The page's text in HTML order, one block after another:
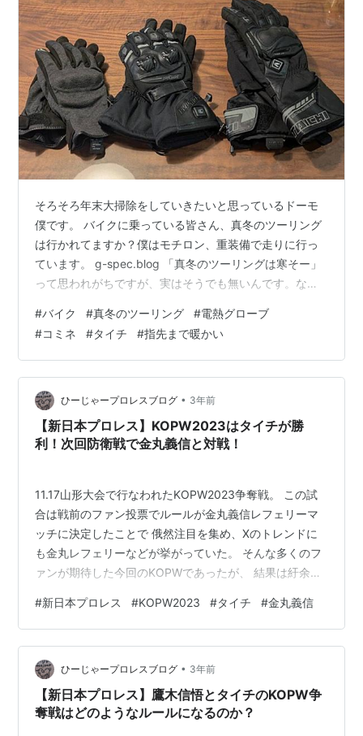
そろそろ年末大掃除をしていきたいと思っているドーモ
僕です。 バイクに乗っている皆さん、真冬のツーリング
は行かれてますか？僕はモチロン、重装備で走りに行っ
ています。 g-spec.blog 「真冬のツーリングは寒そー」
って思われがちですが、実はそうでも無いんです。なん
んですが、手先は選ぶグローブによっては、冷たくなっ
て早く帰りたいとなってしまいます。そこで僕が使い分
けてるウインターグローブを紹介します。 左から クシタ
ニ K-5598 レイブンウインターグローブ IRON JIAS 電熱
グローブ RSタイチ RST655 e-HEATプロテクショ…
#バイク #真冬のツーリング #電熱グローブ
#コミネ #タイチ #指先まで暖かい
ひーじゃープロレスブログ • 3年前
【新日本プロレス】KOPW2023はタイチが勝
利！次回防衛戦で金丸義信と対戦！
11.17山形大会で行なわれたKOPW2023争奪戦。 この試
合は戦前のファン投票でルールが金丸義信レフェリーマ
ッチに決定したことで 俄然注目を集め、Xのトレンドに
も金丸レフェリーなどが挙がっていた。 そんな多くのフ
ァンが期待した今回のKOPWであったが、 結果は紆余曲
ューズ海野のカウントでタイチが勝利し王座を奪還し
た。 これによりSHOは防衛をすることなくタイトルを失
い、 HOTとの抗争も終わるかと思われたが、 タイチは次
の挑戦者に金丸義信を指名したことで両軍の抗争は まだ
まだ続きそうな展開となっている。 そもそもの今回の両
軍の抗争のきっか…
#新日本プロレス #KOPW2023 #タイチ #金丸義信
ひーじゃープロレスブログ • 3年前
【新日本プロレス】鷹木信悟とタイチのKOPW争
奪戦はどのようなルールになるのか？